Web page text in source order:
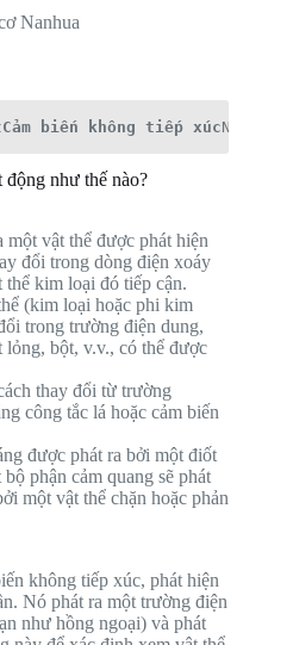
Nanhua
Cảm biến không tiếp xúcNó sử
động như thế nào?
một vật thể được phát hiện
đổi trong dòng điện xoáy
kim loại đó tiếp cận.
(kim loại hoặc phi kim
trong trường điện dung,
lỏng, bột, v.v., có thể được
thay đổi từ trường
công tắc lá hoặc cảm biến
được phát ra bởi một điốt
phận cảm quang sẽ phát
một vật thể chặn hoặc phản
không tiếp xúc, phát hiện
Nó phát ra một trường điện
như hồng ngoại) và phát